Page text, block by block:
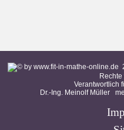
Verantwortlich
Dr.-Ing. Meinolf Müller